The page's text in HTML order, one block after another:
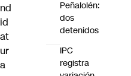
nd
id
at
ur
a
Peñalolén:
dos
detenidos
IPC
registra